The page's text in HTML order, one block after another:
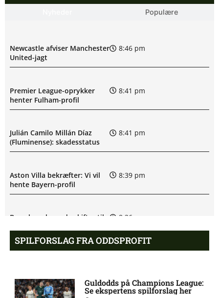
Populære
Newcastle afviser Manchester
United-jagt
8:46 pm
Premier League-oprykker
henter Fulham-profil
8:41 pm
Julián Camilo Millán Díaz
(Fluminense): skadesstatus
8:41 pm
Aston Villa bekræfter: Vi vil
hente Bayern-profil
8:39 pm
Barcelona-legende skifter til
8:36 pm
SPILFORSLAG FRA ODDSPROFIT
Guldodds på Champions League:
Se ekspertens spilforslag her